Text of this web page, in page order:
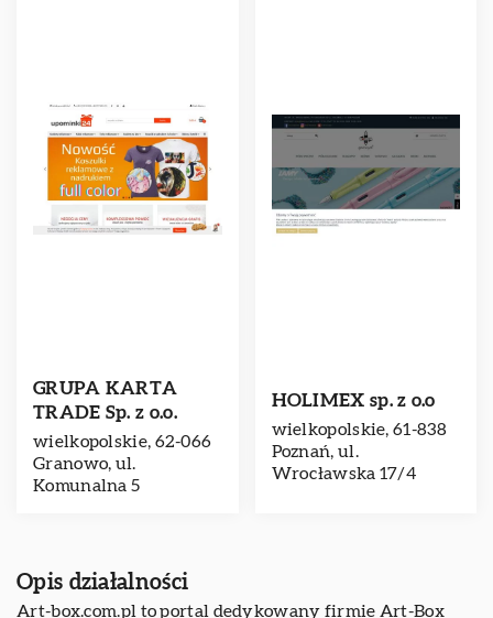
GRUPA KARTA
TRADE Sp. z o.o.
wielkopolskie, 62-066
Granowo, ul.
Komunalna 5
HOLIMEX sp. z o.o
wielkopolskie, 61-838
Poznań, ul.
Wrocławska 17/4
Opis działalności
Art-box.com.pl to portal dedykowany firmie Art-Box